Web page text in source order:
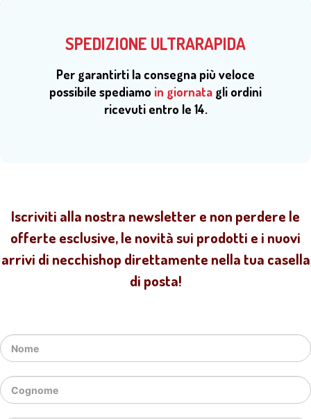
SPEDIZIONE ULTRARAPIDA
Per garantirti la consegna più veloce
possibile spediamo in giornata gli ordini
ricevuti entro le 14.
Iscriviti alla nostra newsletter e non perdere le
offerte esclusive, le novità sui prodotti e i nuovi
arrivi di necchishop direttamente nella tua casella
di posta!